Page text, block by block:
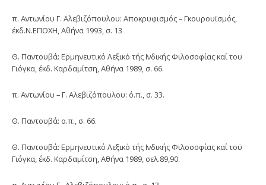
π. Αντωνίου Γ. Αλεβιζόπουλου: Αποκρυφισμός – Γκουρουϊσμός,
έκδ.Ν.ΕΠΟΧΗ, Αθήνα 1993, σ. 13
Θ. Παντουβά: Ερμηνευτικό Λεξικό τής Ινδικής Φιλοσοφίας καί του
Γιόγκα, έκδ. Καρδαμίτση, Αθήνα 1989, σ. 66.
π. Αντωνίου – Γ. Αλεβιζόπουλου: ό.π., σ. 33.
Θ. Παντουβά: ο.π., σ. 66.
Θ. Παντουβά: Ερμηνευτικό Λεξικό τής Ινδικής Φιλοσοφίας καί τοϋ
Γιόγκα, έκδ. Καρδαμίτση, Αθήνα 1989, σελ.89,90.